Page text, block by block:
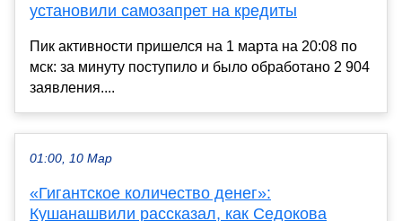
установили самозапрет на кредиты
Пик активности пришелся на 1 марта на 20:08 по
мск: за минуту поступило и было обработано 2 904
заявления....
01:00, 10 Мар
«Гигантское количество денег»:
Кушанашвили рассказал, как Седокова